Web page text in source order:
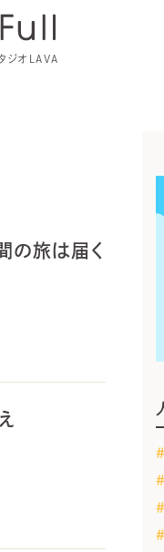
ジオLAVA
の旅は届く